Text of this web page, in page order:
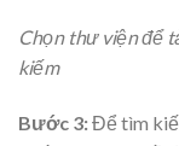
Chọn thư viện để
kiếm
Bước 3:Để tìm